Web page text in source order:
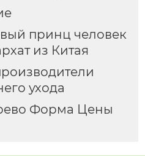
принц человек
из Китая
ухода
Форма Цены